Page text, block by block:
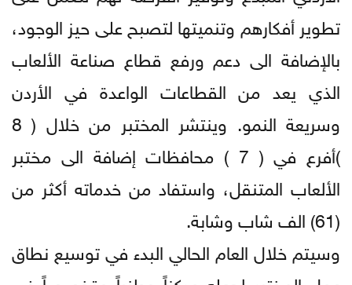
تطوير أفكارهم وتنميتها لتصبح على حيز الوجود،
بالإضافة الى دعم ورفع قطاع صناعة الألعاب
الذي يعد من القطاعات الواعدة في الأردن
وسريعة النمو. وينتشر المختبر من خلال ( 8
)أفرع في ( 7 ) محافظات إضافة الى مختبر
الألعاب المتنقل، واستفاد من خدماته أكثر من
(61) الف شاب وشابة.
وسيتم خلال العام الحالي البدء في توسيع نطاق